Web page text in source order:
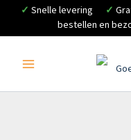
✓ Snelle levering ✓
bestellen en
inhoud